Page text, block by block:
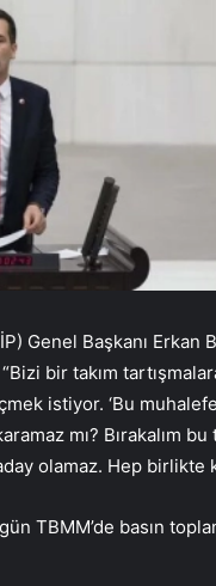
Genel Başkanı Erkan
bir takım
istiyor. ‘Bu
mı? Bırakalım
olamaz. Hep birlikte
TBMM’de basın